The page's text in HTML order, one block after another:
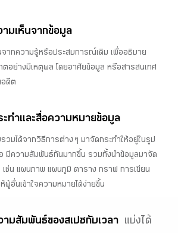
มเห็นจากข้อมูล
จากความรู้หรือประสบการณ์เดิม เพื่ออธิบาย
ตอย่างมีเหตุผล โดยอาศัยข้อมูล หรือสารสนเทศ
อดีต
ะทำและสื่อความหมายข้อมูล
วมได้จากวิธีการต่าง ๆ มาจัดกระทำให้อยู่ในรูป
มีความสัมพันธ์กันมากขึ้น รวมทั้งนำข้อมูลมาจัด
เช่น แผนภาพ แผนภูมิ ตาราง กราฟ การเขียน
ผู้อื่นเข้าใจความหมายได้ง่ายขึ้น
มสัมพันธ์ของสเปซกับเวลา
แบ่งได้